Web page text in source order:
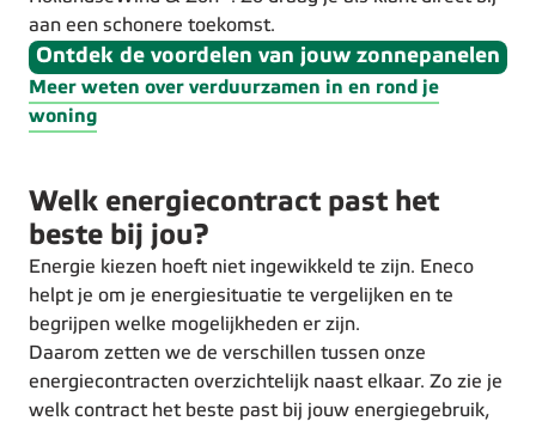
aan een schonere toekomst.
Ontdek de voordelen van jouw zonnepanelen
Meer weten over verduurzamen in en rond je
woning
Welk energiecontract past het
beste bij jou?
Energie kiezen hoeft niet ingewikkeld te zijn. Eneco
helpt je om je energiesituatie te vergelijken en te
begrijpen welke mogelijkheden er zijn.
Daarom zetten we de verschillen tussen onze
energiecontracten overzichtelijk naast elkaar. Zo zie je
welk contract het beste past bij jouw energiegebruik,